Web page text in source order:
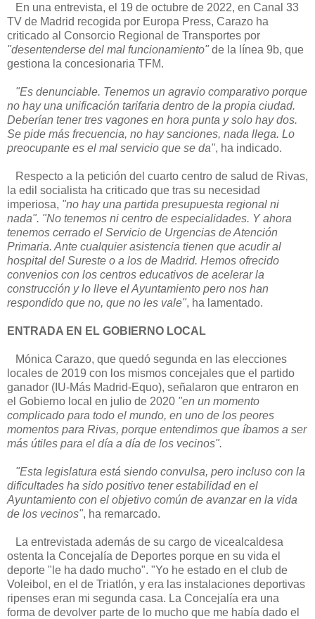
En una entrevista, el 19 de octubre de 2022, en Canal 33
TV de Madrid recogida por Europa Press, Carazo ha
criticado al Consorcio Regional de Transportes por
"desentenderse del mal funcionamiento" de la línea 9b, que
gestiona la concesionaria TFM.
"Es denunciable. Tenemos un agravio comparativo porque
no hay una unificación tarifaria dentro de la propia ciudad.
Deberían tener tres vagones en hora punta y solo hay dos.
Se pide más frecuencia, no hay sanciones, nada llega. Lo
preocupante es el mal servicio que se da", ha indicado.
Respecto a la petición del cuarto centro de salud de Rivas,
la edil socialista ha criticado que tras su necesidad
imperiosa, "no hay una partida presupuesta regional ni
nada". "No tenemos ni centro de especialidades. Y ahora
tenemos cerrado el Servicio de Urgencias de Atención
Primaria. Ante cualquier asistencia tienen que acudir al
hospital del Sureste o a los de Madrid. Hemos ofrecido
convenios con los centros educativos de acelerar la
construcción y lo lleve el Ayuntamiento pero nos han
respondido que no, que no les vale", ha lamentado.
ENTRADA EN EL GOBIERNO LOCAL
Mónica Carazo, que quedó segunda en las elecciones
locales de 2019 con los mismos concejales que el partido
ganador (IU-Más Madrid-Equo), señalaron que entraron en
el Gobierno local en julio de 2020 "en un momento
complicado para todo el mundo, en uno de los peores
momentos para Rivas, porque entendimos que íbamos a ser
más útiles para el día a día de los vecinos".
"Esta legislatura está siendo convulsa, pero incluso con la
dificultades ha sido positivo tener estabilidad en el
Ayuntamiento con el objetivo común de avanzar en la vida
de los vecinos", ha remarcado.
La entrevistada además de su cargo de vicealcaldesa
ostenta la Concejalía de Deportes porque en su vida el
deporte "le ha dado mucho". "Yo he estado en el club de
Voleibol, en el de Triatlón, y era las instalaciones deportivas
ripenses eran mi segunda casa. La Concejalía era una
forma de devolver parte de lo mucho que me había dado el